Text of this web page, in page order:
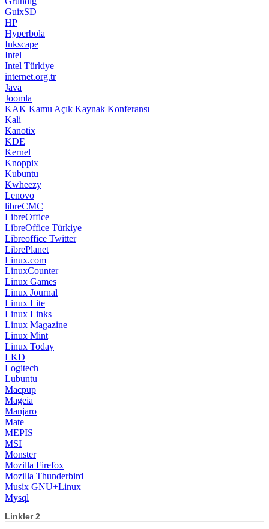
GuixSD
HP
Hyperbola
Inkscape
Intel
Intel Türkiye
internet.org.tr
Java
Joomla
KAK Kamu Açık Kaynak Konferansı
Kali
Kanotix
KDE
Kernel
Knoppix
Kubuntu
Kwheezy
Lenovo
libreCMC
LibreOffice
LibreOffice Türkiye
Libreoffice Twitter
LibrePlanet
Linux.com
LinuxCounter
Linux Games
Linux Journal
Linux Lite
Linux Links
Linux Magazine
Linux Mint
Linux Today
LKD
Logitech
Lubuntu
Macpup
Mageia
Manjaro
Mate
MEPIS
MSI
Monster
Mozilla Firefox
Mozilla Thunderbird
Musix GNU+Linux
Mysql
Linkler 2